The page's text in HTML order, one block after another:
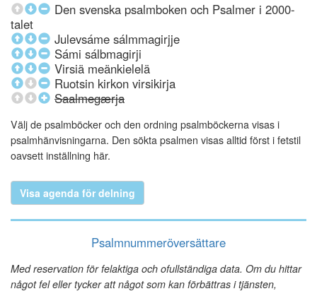
Den svenska psalmboken och Psalmer i 2000-
talet
Julevsáme sálmmagirjje
Sámi sálbmagirji
Virsiä meänkielelä
Ruotsin kirkon virsikirja
Saalmegærja
Välj de psalmböcker och den ordning psalmböckerna visas i
psalmhänvisningarna. Den sökta psalmen visas alltid först i fetstil
oavsett inställning här.
Visa agenda för delning
Psalmnummeröversättare
Med reservation för felaktiga och ofullständiga data. Om du hittar
något fel eller tycker att något som kan förbättras i tjänsten,